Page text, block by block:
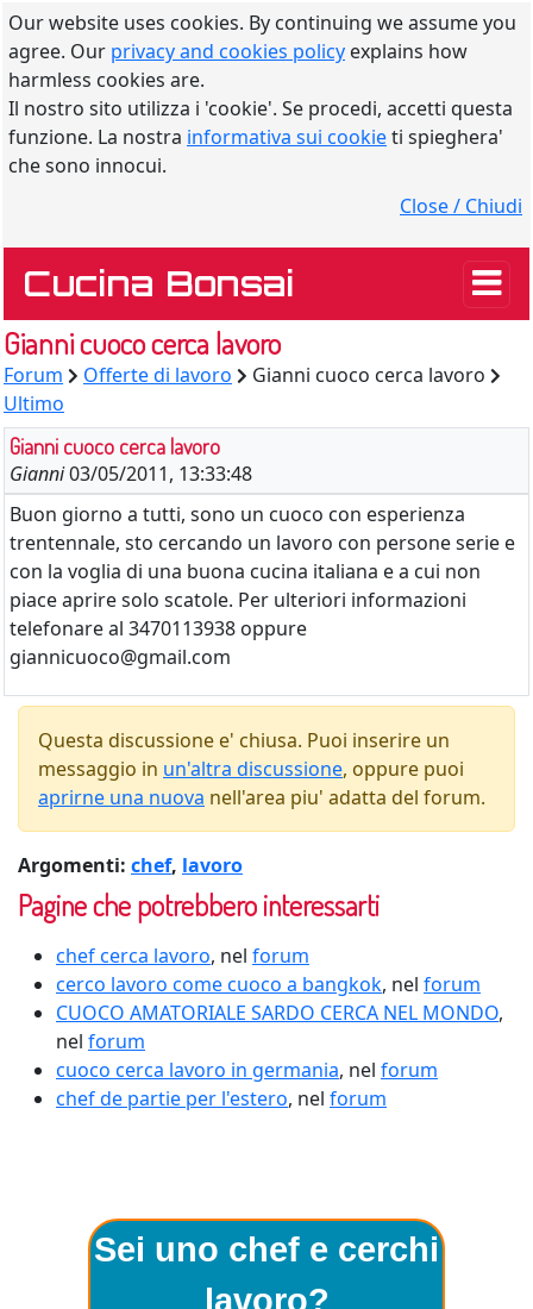
Our website uses cookies. By continuing we assume you
agree. Our privacy and cookies policy explains how
harmless cookies are.
Il nostro sito utilizza i 'cookie'. Se procedi, accetti questa
funzione. La nostra informativa sui cookieti spieghera'
che sono innocui.
Close / Chiudi
Cucina Bonsai
Gianni cuoco cerca lavoro
Forum Offerte di lavoro
Gianni cuoco cerca lavoro
Ultimo
Gianni cuoco cerca lavoro
Gianni03/05/2011, 13:33:48
Buon giorno a tutti, sono un cuoco con esperienza
trentennale, sto cercando un lavoro con persone serie e
con la voglia di una buona cucina italiana e a cui non
piace aprire solo scatole. Per ulteriori informazioni
telefonare al 3470113938 oppure
giannicuoco@gmail.com
Questa discussione e' chiusa. Puoi inserire un
messaggio in un'altra discussione, oppure puoi
aprirne una nuova nell'area piu' adatta del forum.
Argomenti: chef, lavoro
Pagine che potrebbero interessarti
chef cerca lavoro, nel forum
cerco lavoro come cuoco a bangkok, nel forum
CUOCO AMATORIALE SARDO CERCA NEL MONDO,
nel forum
cuoco cerca lavoro in germania, nel forum
chef de partie per l'estero, nel forum
Sei uno chef e cerchi
lavoro?